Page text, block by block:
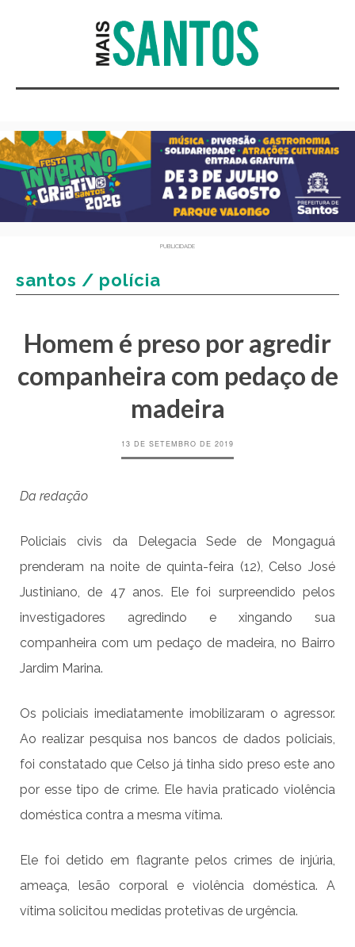
PUBLICIDADE
santos / polícia
Homem é preso por agredir
companheira com pedaço de
madeira
13 DE SETEMBRO DE 2019
Da redação
Policiais civis da Delegacia Sede de Mongaguá
prenderam na noite de quinta-feira (12), Celso José
Justiniano, de 47 anos. Ele foi surpreendido pelos
investigadores agredindo e xingando sua
companheira com um pedaço de madeira, no Bairro
Jardim Marina.
Os policiais imediatamente imobilizaram o agressor.
Ao realizar pesquisa nos bancos de dados policiais,
foi constatado que Celso já tinha sido preso este ano
por esse tipo de crime. Ele havia praticado violência
doméstica contra a mesma vítima.
Ele foi detido em flagrante pelos crimes de injúria,
ameaça, lesão corporal e violência doméstica. A
vítima solicitou medidas protetivas de urgência.